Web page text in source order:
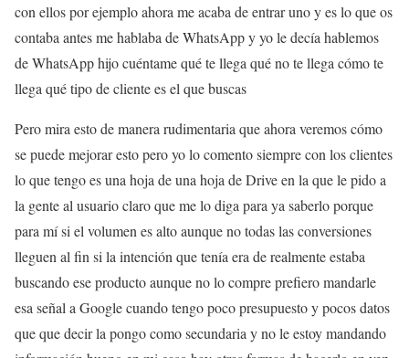
con ellos por ejemplo ahora me acaba de entrar uno y es lo que os
contaba antes me hablaba de WhatsApp y yo le decía hablemos
de WhatsApp hijo cuéntame qué te llega qué no te llega cómo te
llega qué tipo de cliente es el que buscas
Pero mira esto de manera rudimentaria que ahora veremos cómo
se puede mejorar esto pero yo lo comento siempre con los clientes
lo que tengo es una hoja de una hoja de Drive en la que le pido a
la gente al usuario claro que me lo diga para ya saberlo porque
para mí si el volumen es alto aunque no todas las conversiones
lleguen al fin si la intención que tenía era de realmente estaba
buscando ese producto aunque no lo compre prefiero mandarle
esa señal a Google cuando tengo poco presupuesto y pocos datos
que que decir la pongo como secundaria y no le estoy mandando